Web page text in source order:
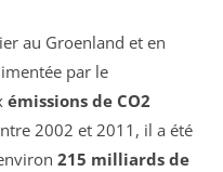
au Groenland et en
par le
émissions de CO2
2002 et 2011, il a été
215 milliards de